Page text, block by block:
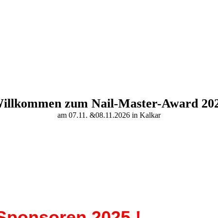
zum Nail-Master-Award
am 07.11. &08.11.2026 in Kalkar